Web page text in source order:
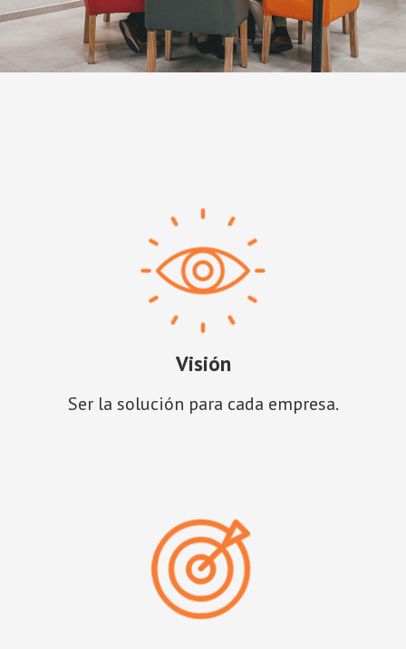
Visión
Ser la solución para cada empresa.